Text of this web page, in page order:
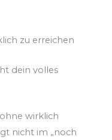
zu erreichen
dein volles
wirklich
nicht im „noch